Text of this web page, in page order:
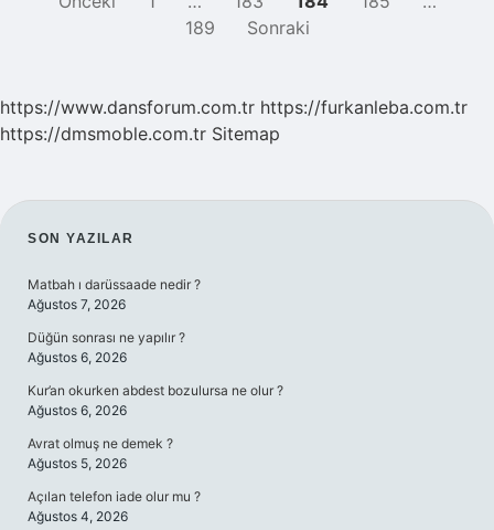
SAYFALAMASI
189
Sonraki
https://www.dansforum.com.tr https://furkanleba.com.tr
https://dmsmoble.com.tr Sitemap
SIDEBAR
SON YAZILAR
Matbah ı darüssaade nedir ?
Ağustos 7, 2026
Düğün sonrası ne yapılır ?
Ağustos 6, 2026
Kur’an okurken abdest bozulursa ne olur ?
Ağustos 6, 2026
Avrat olmuş ne demek ?
Ağustos 5, 2026
Açılan telefon iade olur mu ?
Ağustos 4, 2026